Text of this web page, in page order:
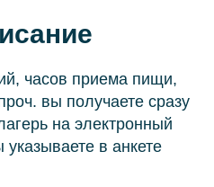
часов приема пищи,
вы получаете сразу
на электронный
в анкете